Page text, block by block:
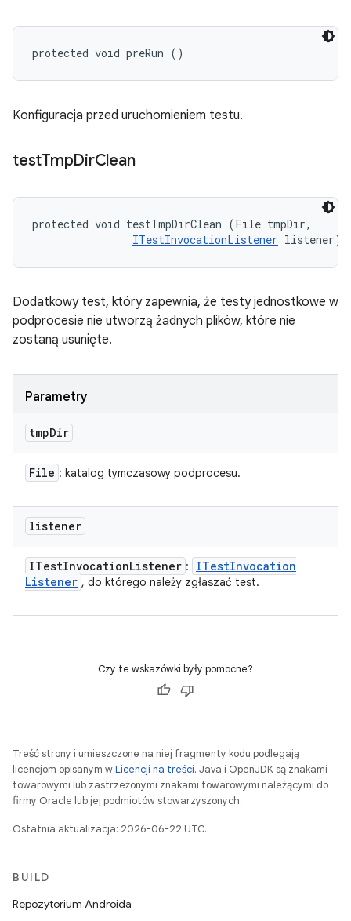
protected void preRun ()
Konfiguracja przed uruchomieniem testu.
testTmpDirClean
protected void testTmpDirClean (File tmpDir,
ITestInvocationListener listener)
Dodatkowy test, który zapewnia, że testy jednostkowe w
podprocesie nie utworzą żadnych plików, które nie
zostaną usunięte.
Parametry
tmpDir
File : katalog tymczasowy podprocesu.
listener
ITestInvocationListener : ITestInvocation
Listener , do którego należy zgłaszać test.
Czy te wskazówki były pomocne?
Treść strony i umieszczone na niej fragmenty kodu podlegają
licencjom opisanym wLicencji na treści. Java i OpenJDK są znakami
towarowymi lub zastrzeżonymi znakami towarowymi należącymi do
firmy Oracle lub jej podmiotów stowarzyszonych.
Ostatnia aktualizacja: 2026-06-22 UTC.
BUILD
Repozytorium Androida